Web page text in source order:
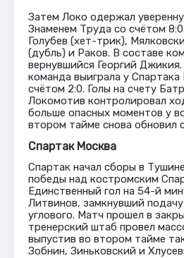
Затем Локо одержал
Знаменем Труда со счётом
Голубев (хет-трик),
(дубль) и Раков. В составе
вернувшийся Георгий
команда выиграла у
счётом 2:0. Голы на счету
Локомотив контролировал
больше опасных моментов у
втором тайме снова обновил
Спартак Москва
Спартак начал сборы в
победы над костромским
Единственный гол на 54-й
Литвинов, замкнувший
углового. Матч прошел в
тренерский штаб провел
выпустив во втором тайме
Зобнин, Зиньковский и